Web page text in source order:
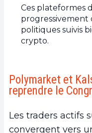
Ces plateformes
progressivement
politiques suivis
crypto.
Polymarket et
reprendre le
Les traders actifs
convergent vers